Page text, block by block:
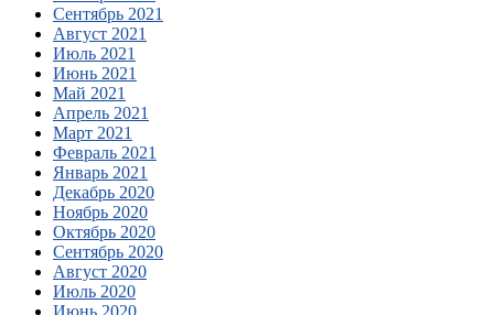
Сентябрь 2021
Август 2021
Июль 2021
Июнь 2021
Май 2021
Апрель 2021
Март 2021
Февраль 2021
Январь 2021
Декабрь 2020
Ноябрь 2020
Октябрь 2020
Сентябрь 2020
Август 2020
Июль 2020
Июнь 2020